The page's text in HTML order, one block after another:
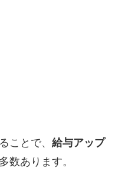
ことで、 給与アップ
数あります。